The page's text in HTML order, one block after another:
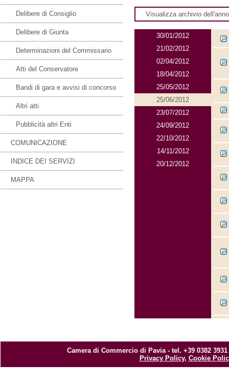
Delibere di Consiglio
Delibere di Giunta
Determinazioni del Commissario
Atti del Conservatore
Bandi di gara e avvisi di concorso
Altri atti
Pubblicità altri Enti
COMUNICAZIONE
INDICE DEI SERVIZI
MAPPA
Visualizza archivio
30/01/2012
21/02/2012
02/04/2012
18/04/2012
25/05/2012
25/06/2012
23/07/2012
24/09/2012
22/10/2012
14/11/2012
20/12/2012
Camera di Commercio di Pavia - tel. +39 0382
Privacy Policy, Cookie